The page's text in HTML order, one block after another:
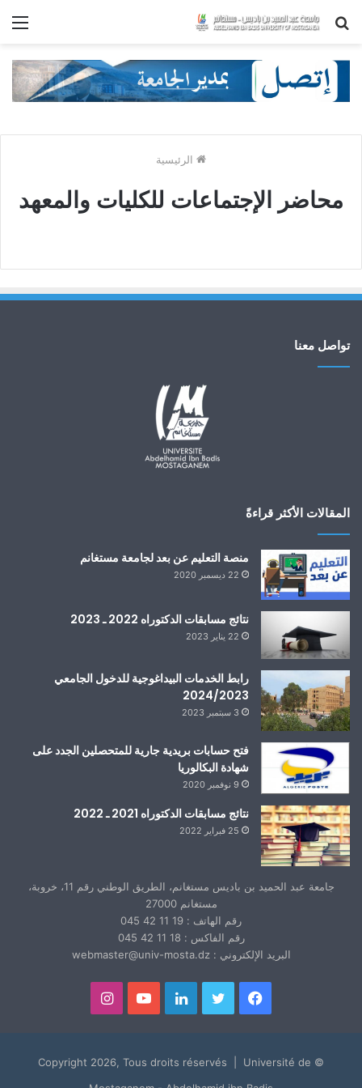
بحث
الرئيسية
محاضر الإجتماعات للكليات والمعهد
تواصل معنا
المقالات الأكثر قراءةً
منصة التعليم عن بعد لجامعة مستغانم
22 ديسمبر 2020
نتائج مسابقات الدكتوراه 2022 ـ 2023
22 يناير 2023
رابط الخدمات البيداغوجية للدخول الجامعي
2024/2023
3 سبتمبر 2023
فتح حسابات بريدية جارية للمتحصلين الجدد على
شهادة البكالوريا
9 نوفمبر 2020
نتائج مسابقات الدكتوراه 2021 ـ 2022
25 فبراير 2022
جامعة عبد الحميد بن باديس مستغانم، الطريق الوطني رقم 11، خروبة،
مستغانم 27000
رقم الهاتف : 19 11 42 045
رقم الفاكس : 18 11 42 045
البريد الإلكتروني : webmaster@univ-mosta.dz
فيسبوك تويتر لينكدإنيوتيوبانستقرام
© Copyright 2026, Tous droits réservés | Université de